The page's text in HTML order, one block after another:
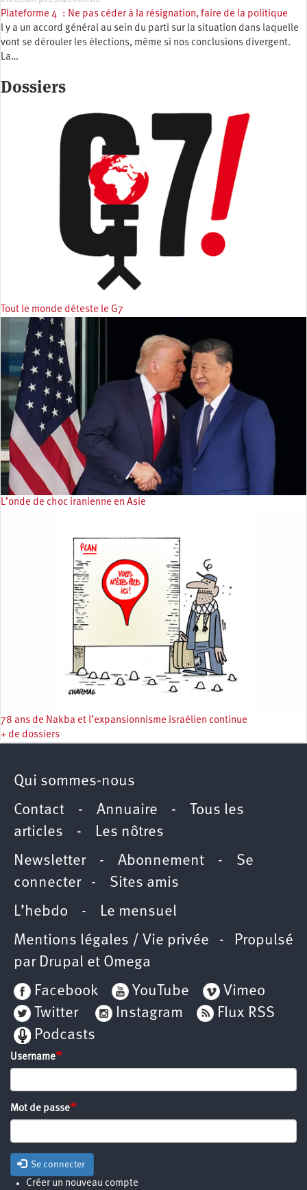
Plateforme 4 : Ne pas céder à la résignation, faire de la politique
l y a un accord général au sein du parti sur la situation dans laquelle
vont se dérouler les élections, même si nos conclusions divergent.
La…
Dossiers
Tout le monde déteste le G7
L’onde de choc iranienne en Asie
78 ans de Nakba et l’expansionnisme israélien continue
+ de dossiers
Qui sommes-nous
Contact - Annuaire -
Tous les
articles - Les nôtres
Newsletter- Abonnement - Se
connecter- Sites amis
L’hebdo - Le mensuel
Mentions légales / Vie privée - Propulsé
par Drupal et Omega
Facebook
YouTube
Vimeo
Twitter
Instagram
Flux RSS
Podcasts
Username
Mot de passe
Se connecter
Créer un nouveau compte